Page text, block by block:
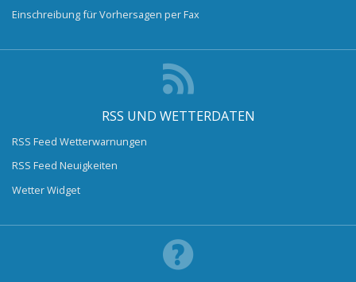
Einschreibung für Vorhersagen per Fax
RSS UND WETTERDATEN
RSS Feed Wetterwarnungen
RSS Feed Neuigkeiten
Wetter Widget